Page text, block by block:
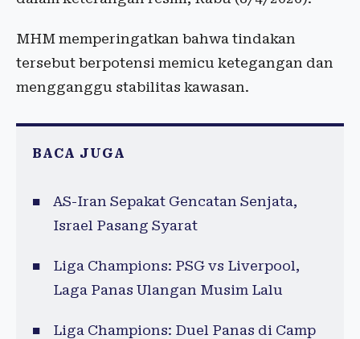
MHM memperingatkan bahwa tindakan
tersebut berpotensi memicu ketegangan dan
mengganggu stabilitas kawasan.
BACA JUGA
AS-Iran Sepakat Gencatan Senjata,
Israel Pasang Syarat
Liga Champions: PSG vs Liverpool,
Laga Panas Ulangan Musim Lalu
Liga Champions: Duel Panas di Camp